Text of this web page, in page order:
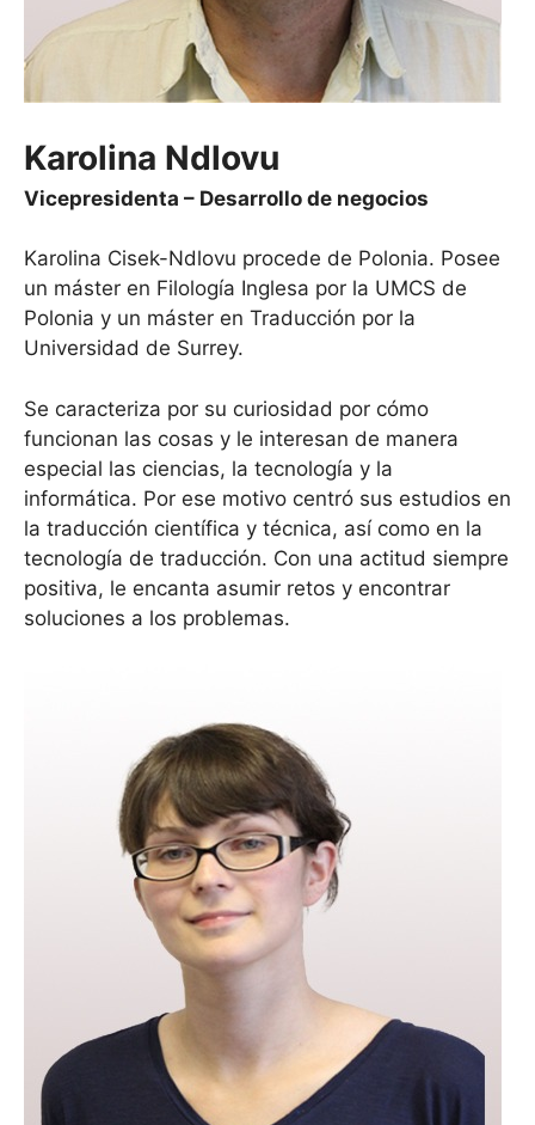
Karolina Ndlovu
Vicepresidenta – Desarrollo de negocios
Karolina Cisek-Ndlovu procede de Polonia. Posee
un máster en Filología Inglesa por la UMCS de
Polonia y un máster en Traducción por la
Universidad de Surrey.
Se caracteriza por su curiosidad por cómo
funcionan las cosas y le interesan de manera
especial las ciencias, la tecnología y la
informática. Por ese motivo centró sus estudios en
la traducción científica y técnica, así como en la
tecnología de traducción. Con una actitud siempre
positiva, le encanta asumir retos y encontrar
soluciones a los problemas.